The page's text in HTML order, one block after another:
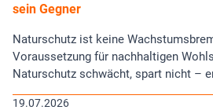
sein Gegner
Naturschutz ist keine
Voraussetzung für nachhaltigen
Naturschutz schwächt, spart nicht –
19.07.2026